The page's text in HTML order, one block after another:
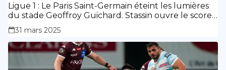
Ligue 1 : Le Paris Saint-Germain éteint les lumières
du stade Geoffroy Guichard. Stassin ouvre le score,
doublé de Doué.
31 mars 2025